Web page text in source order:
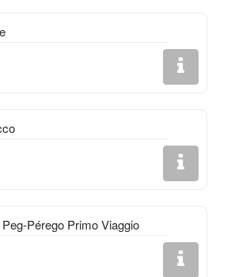
Pérego Primo Viaggio